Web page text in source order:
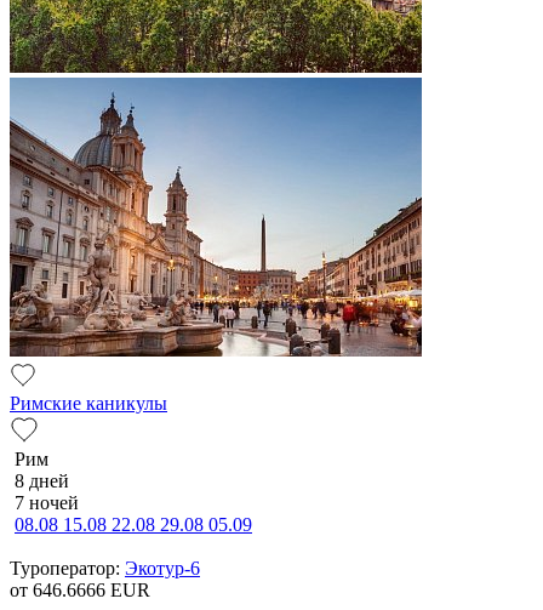
Римские каникулы
Рим
8 дней
7 ночей
08.08 15.08 22.08 29.08 05.09
Туроператор: Экотур-6
от 646.6666 EUR